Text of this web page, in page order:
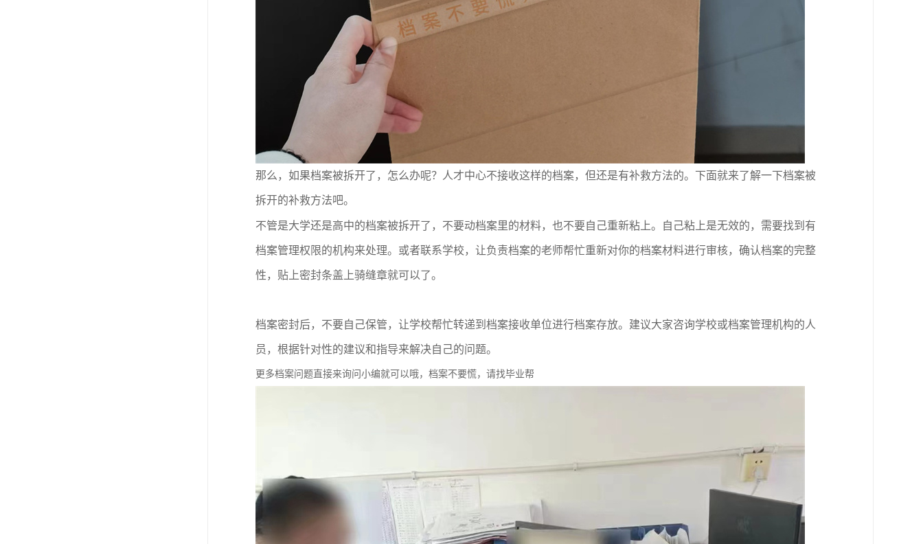
那么，如果档案被拆开了，怎么办呢？人才中心不接收这样的档案，但还是有补救方法的。下面就来了解一下档案被
拆开的补救方法吧。
不管是大学还是高中的档案被拆开了，不要动档案里的材料，也不要自己重新粘上。自己粘上是无效的，需要找到有
档案管理权限的机构来处理。或者联系学校，让负责档案的老师帮忙重新对你的档案材料进行审核，确认档案的完整
性，贴上密封条盖上骑缝章就可以了。
档案密封后，不要自己保管，让学校帮忙转递到档案接收单位进行档案存放。建议大家咨询学校或档案管理机构的人
员，根据针对性的建议和指导来解决自己的问题。
更多档案问题直接来询问小编就可以哦，档案不要慌，请找毕业帮